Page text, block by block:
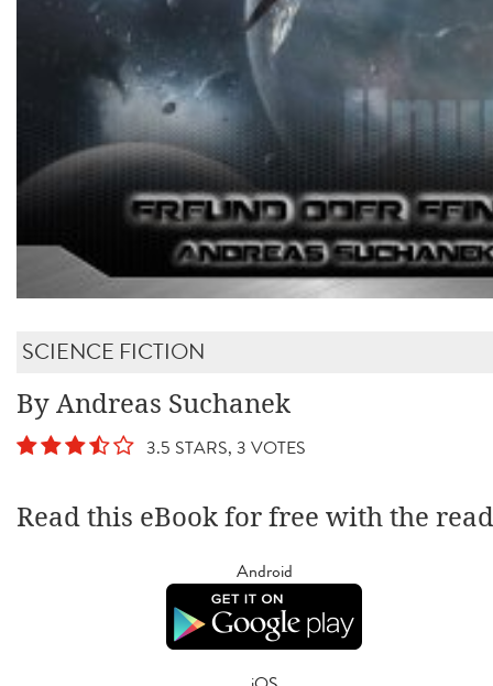
SCIENCE FICTION
By Andreas Suchanek
3.5 STARS, 3 VOTES
Read this eBook for free with the
Android